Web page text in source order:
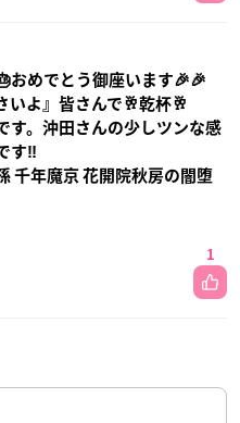
おめでとう御座います🎉🎉
いよ』皆さんで🥂乾杯🥂
す。沖田さんの少しツンな感
す‼️
千年魔京 花開院秋房の闇堕
1